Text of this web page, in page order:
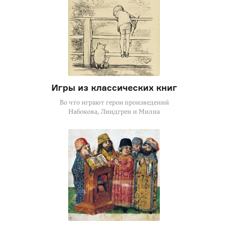
Игры из классических книг
Во что играют герои произведений
Набокова, Линдгрен и Милна